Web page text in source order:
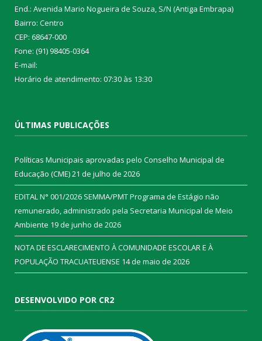
End.: Avenida Mario Nogueira de Souza, S/N (Antiga Embrapa)
Bairro: Centro
CEP: 68647-000
Fone: (91) 98405-0364
E-mail:
Horário de atendimento: 07:30 às 13:30
ÚLTIMAS PUBLICAÇÕES
Políticas Municipais aprovadas pelo Conselho Municipal de
Educação (CME)21 de julho de 2026
EDITAL N° 001/2026 SEMMA/PMT Programa de Estágio não
remunerado, administrado pela Secretaria Municipal de Meio
Ambiente 19 de junho de 2026
NOTA DE ESCLARECIMENTO À COMUNIDADE ESCOLAR E À
POPULAÇÃO TRACUATEUENSE 14 de maio de 2026
DESENVOLVIDO POR CR2